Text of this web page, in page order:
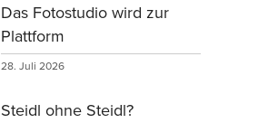
Das Fotostudio wird zur
Plattform
28. Juli 2026
Steidl ohne Steidl?